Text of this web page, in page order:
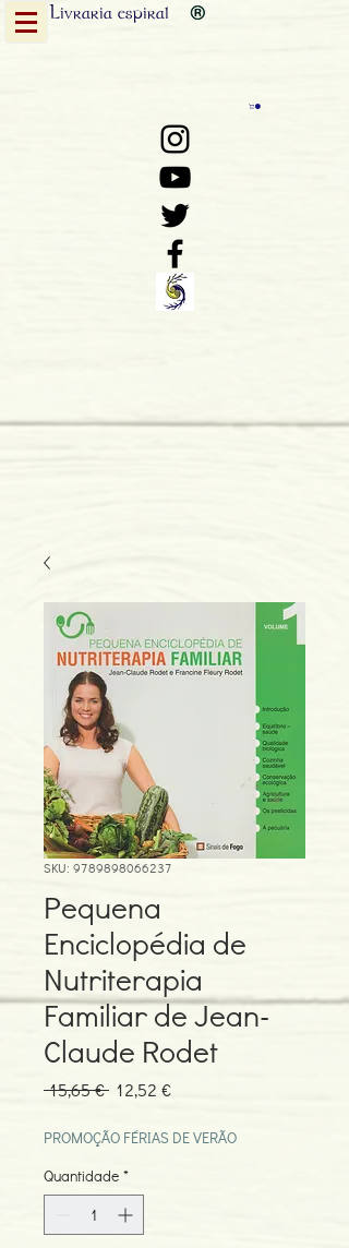
Livraria espiral
SKU: 9789898066237
Pequena
Enciclopédia de
Nutriterapia
Familiar de Jean-
Claude Rodet
15,65 € Preço
12,52 €Preço
PROMOÇÃO FÉRIAS DE VERÃO
Quantidade *